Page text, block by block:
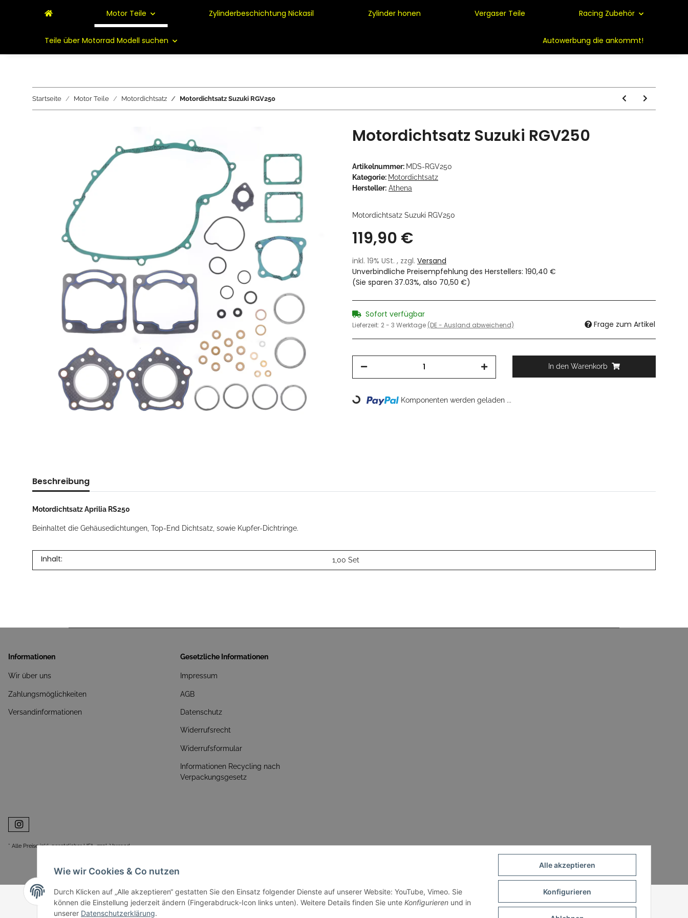
Motor Teile Zylinderbeschichtung Nickasil Zylinder honen Vergaser Teile Racing Zubehör
Teile über Motorrad Modell suchen Autowerbung die ankommt!
Startseite Motor Teile Motordichtsatz Motordichtsatz Suzuki RGV250
Motordichtsatz Suzuki RGV250
Artikelnummer: MDS-RGV250
Kategorie: Motordichtsatz
Hersteller: Athena
Motordichtsatz Suzuki RGV250
119,90 €
inkl. 19% USt. , zzgl. Versand
Unverbindliche Preisempfehlung des Herstellers: 190,40 €
(Sie sparen 37.03%, also 70,50 €)
Sofort verfügbar
Lieferzeit: 2 - 3 Werktage (DE - Ausland abweichend) Frage zum Artikel
In den Warenkorb
Loading... Komponenten werden geladen ...
Beschreibung
Motordichtsatz Aprilia RS250
Beinhaltet die Gehäusedichtungen, Top-End Dichtsatz, sowie Kupfer-Dichtringe.
Inhalt: 1,00 Set
Informationen
Wir über uns
Zahlungsmöglichkeiten
Versandinformationen
Gesetzliche Informationen
Impressum
AGB
Datenschutz
Widerrufsrecht
Widerrufsformular
Informationen Recycling nach
Verpackungsgesetz
* Alle Preise inkl. gesetzlicher USt., zzgl.Versand
Wie wir Cookies & Co nutzen
Durch Klicken auf „Alle akzeptieren“ gestatten Sie den Einsatz folgender Dienste auf unserer Website: YouTube, Vimeo. Sie
können die Einstellung jederzeit ändern (Fingerabdruck-Icon links unten). Weitere Details finden Sie unte Konfigurieren und in
unserer Datenschutzerklärung.
Alle akzeptieren
Konfigurieren